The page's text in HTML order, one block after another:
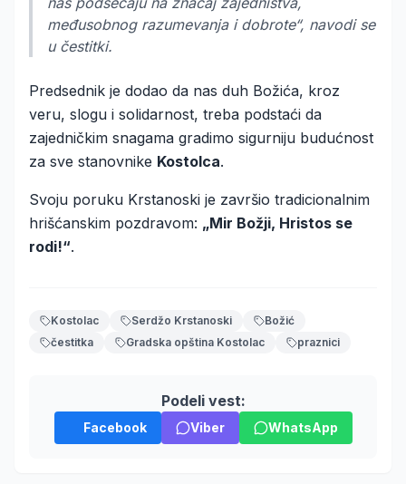
međusobnog razumevanja i dobrote“, navodi se
u čestitki.
Predsednik je dodao da nas duh Božića, kroz
veru, slogu i solidarnost, treba podstaći da
zajedničkim snagama gradimo sigurniju budućnost
za sve stanovnike Kostolca.
Svoju poruku Krstanoski je završio tradicionalnim
hrišćanskim pozdravom: „Mir Božji, Hristos se
rodi!“.
Kostolac Serdžo Krstanoski
Božić
čestitka
Gradska opština Kostolac praznici
Podeli vest:
Facebook Viber WhatsApp